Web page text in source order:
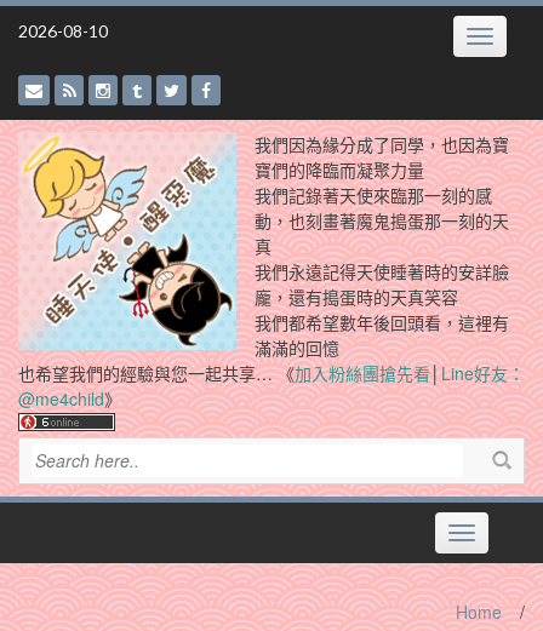
Skip
2026-08-10 Toggle
我們因為緣分成了同學，也因為寶
寶們的降臨而凝聚力量
我們記錄著天使來臨那一刻的感
動，也刻畫著魔鬼搗蛋那一刻的天
真
我們永遠記得天使睡著時的安詳臉
龐，還有搗蛋時的天真笑容
我們都希望數年後回頭看，這裡有
滿滿的回憶
也希望我們的經驗與您一起共享… 《加入粉絲團搶先看│Line好友：
@me4child》
Toggle
navigation
Home /